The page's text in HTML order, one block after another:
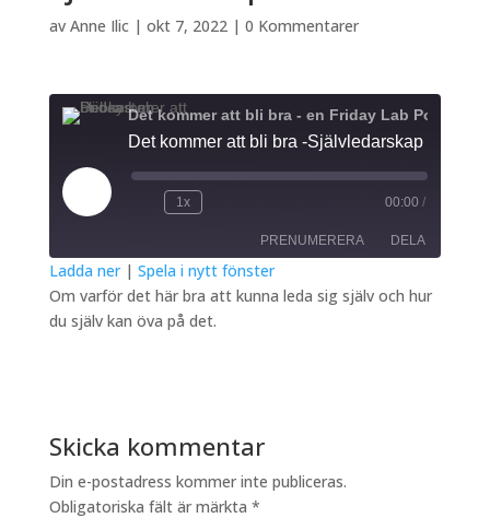
av Anne Ilic| okt 7, 2022| 0 Kommentarer
Det kommer att bli bra - en Friday Lab Podcast
Det kommer att bli bra -Självledarskap
Spela
upp
1x 00:00 /
PRENUMERERA DELA
RSS-
FLÖDE
DELA
Ladda ner| Spela i nytt fönster
Om varför det här bra att kunna leda sig själv och hur
du själv kan öva på det.
Skicka kommentar
Din e-postadress kommer inte publiceras.
Obligatoriska fält är märkta *